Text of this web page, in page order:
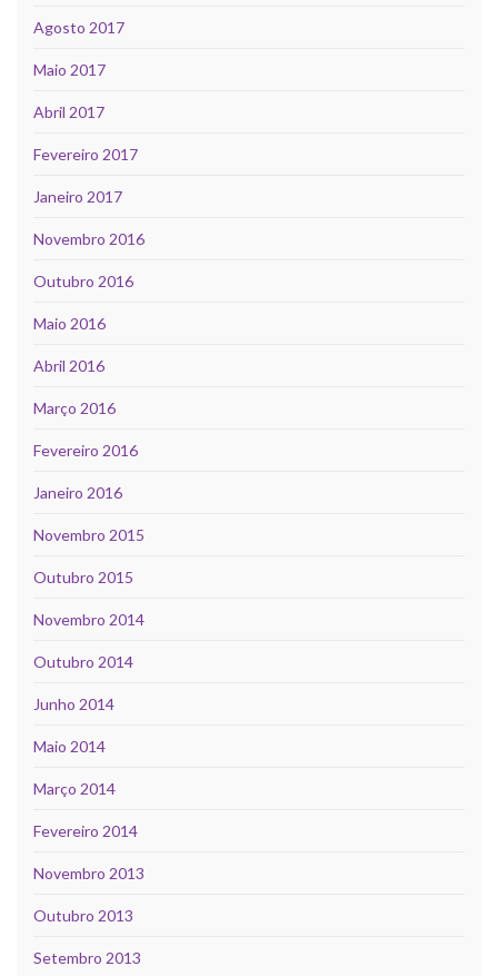
Agosto 2017
Maio 2017
Abril 2017
Fevereiro 2017
Janeiro 2017
Novembro 2016
Outubro 2016
Maio 2016
Abril 2016
Março 2016
Fevereiro 2016
Janeiro 2016
Novembro 2015
Outubro 2015
Novembro 2014
Outubro 2014
Junho 2014
Maio 2014
Março 2014
Fevereiro 2014
Novembro 2013
Outubro 2013
Setembro 2013